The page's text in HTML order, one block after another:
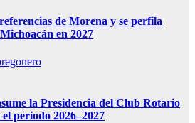
de Morena y se perfila
en 2027
la Presidencia del Club Rotario
periodo 2026–2027